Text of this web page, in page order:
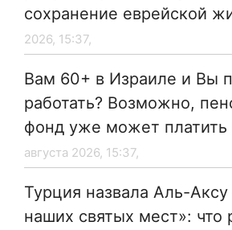
сохранение еврейской
2026, 15:37,
Вам 60+ в Израиле и Вы
работать? Возможно,
фонд уже может платить
августа 2026, 15:37,
Турция назвала Аль-Аксу
наших святых мест»: что